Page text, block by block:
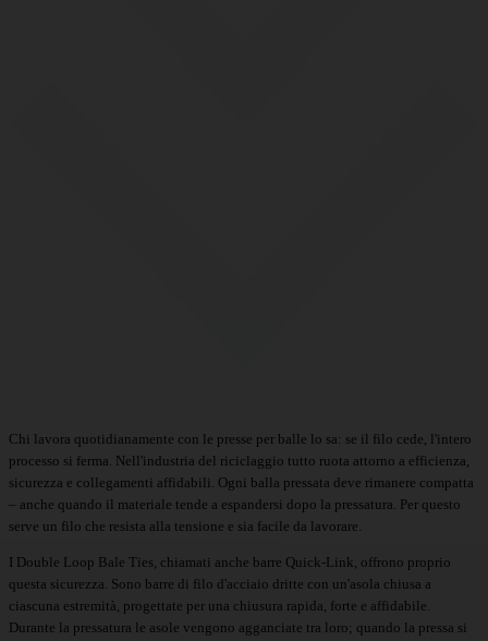
Chi lavora quotidianamente con le presse per balle lo sa: se il filo cede, l'intero
processo si ferma. Nell'industria del riciclaggio tutto ruota attorno a efficienza,
sicurezza e collegamenti affidabili. Ogni balla pressata deve rimanere compatta
– anche quando il materiale tende a espandersi dopo la pressatura. Per questo
serve un filo che resista alla tensione e sia facile da lavorare.
I Double Loop Bale Ties , chiamati anche barre Quick-Link, offrono proprio
questa sicurezza. Sono barre di filo d'acciaio dritte con un'asola chiusa a
ciascuna estremità, progettate per una chiusura rapida, forte e affidabile.
Durante la pressatura le asole vengono agganciate tra loro; quando la pressa si